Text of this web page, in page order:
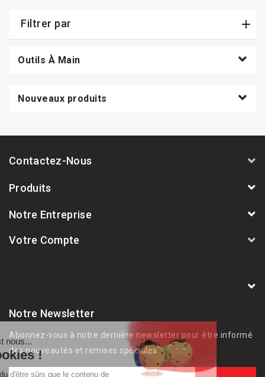
Filtrer par
Outils À Main
Nouveaux produits
Contactez-Nous
Produits
Notre Entreprise
Votre Compte
Notre Newsletter
Abonnez-vous à notre dernière newsletter pour être informé
des nouveautés et remises spéciales.